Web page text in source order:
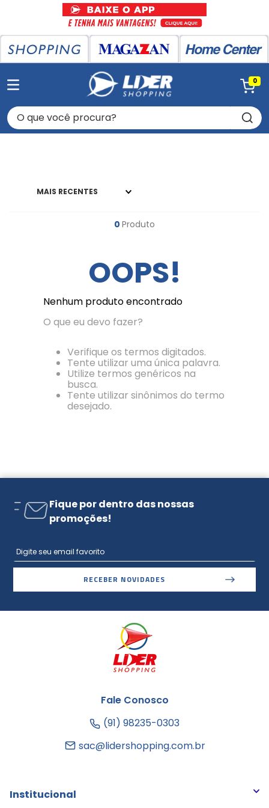
0
O que você procura?
MAIS RECENTES
0 Produto
OOPS!
Nenhum produto encontrado
O que eu devo fazer?
Verifique os termos digitados.
Tente utilizar uma única palavra.
Utilize termos genéricos na
busca.
Tente utilizar sinônimos do termo
desejado.
Fique por dentro das nossas
promoções!
RECEBER NOVIDADES
Fale Conosco
(91) 98235-0303
sac@lidershopping.com.br
Institucional